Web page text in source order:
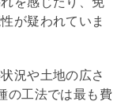
が疑われていま
況や土地の広さ
の工法では最も費